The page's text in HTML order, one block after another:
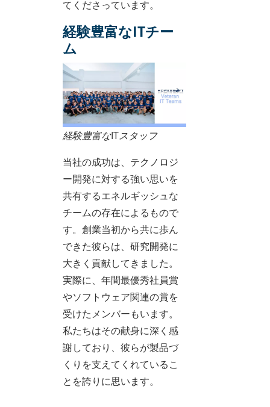
てくださっています。
経験豊富なITチー
ム
経験豊富なITスタッフ
当社の成功は、テクノロジ
ー開発に対する強い思いを
共有するエネルギッシュな
チームの存在によるもので
す。創業当初から共に歩ん
できた彼らは、研究開発に
大きく貢献してきました。
実際に、年間最優秀社員賞
やソフトウェア関連の賞を
受けたメンバーもいます。
私たちはその献身に深く感
謝しており、彼らが製品づ
くりを支えてくれているこ
とを誇りに思います。